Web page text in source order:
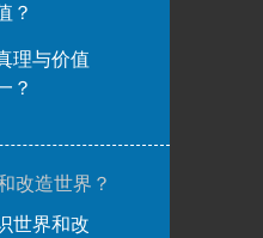
？
理与价值
？
改造世界？
世界和改